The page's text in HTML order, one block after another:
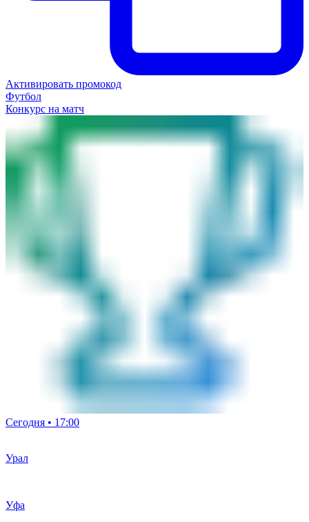
Активировать промокод
Футбол
Конкурс на матч
Сегодня • 17:00
Урал
Уфа